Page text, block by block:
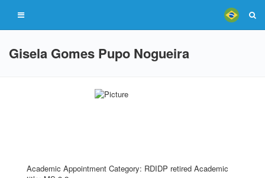
Gisela Gomes Pupo Nogueira
Academic Appointment Category: RDIDP retired Academic